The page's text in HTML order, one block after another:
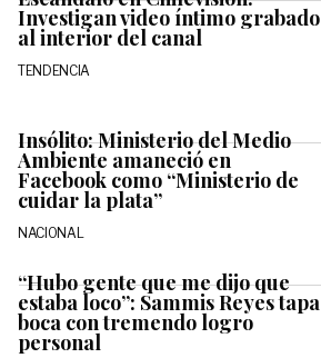
Investigan video íntimo grabado
al interior del canal
TENDENCIA
Insólito: Ministerio del Medio
Ambiente amaneció en
Facebook como “Ministerio de
cuidar la plata”
NACIONAL
“Hubo gente que me dijo que
estaba loco”: Sammis Reyes tapa
boca con tremendo logro
personal